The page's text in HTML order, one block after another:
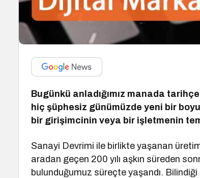
Bugünkü anladığımız manada
hiç şüphesiz günümüzde yeni bir
bir girişimcinin veya bir işletmenin
Sanayi Devrimi ile birlikte yaşanan
aradan geçen 200 yılı aşkın süreden
bulunduğumuz süreçte yaşandı.